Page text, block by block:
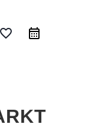
favorite_border